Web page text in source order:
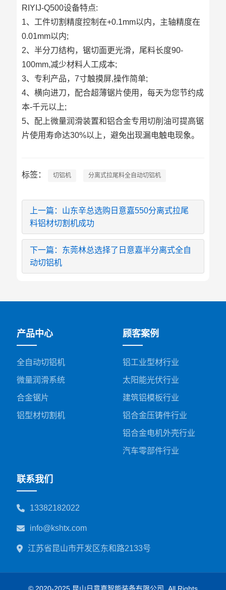
RIYIJ-Q500设备特点:
1、工件切割精度控制在+0.1mm以内，主轴精度在
0.01mm以内;
2、半分刀结构，锯切面更光滑，尾料长度90-
100mm,减少材料人工成本;
3、专利产品，7寸触摸屏,操作简单;
4、横向进刀，配合超薄锯片使用，每天为您节约成
本-千元以上;
5、配上微量润滑装置和铝合金专用切削油可提高锯
片使用寿命达30%以上，避免出现漏电触电现象。
标签： 切铝机 分离式拉尾料全自动切铝机
上一篇：山东辛总选购日意嘉550分离式拉尾
料铝材切割机成功
下一篇：东莞林总选择了日意嘉半分离式全自
动切铝机
产品中心
全自动切铝机
微量润滑系统
合金锯片
铝型材切割机
顾客案例
铝工业型材行业
太阳能光伏行业
建筑铝模板行业
铝合金压铸件行业
铝合金电机外壳行业
汽车零部件行业
联系我们
13382182022
info@kshtx.com
江苏省昆山市开发区东和路2133号